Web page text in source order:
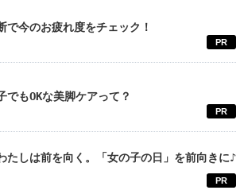
で今のお疲れ度をチェック！
PR
でもOKな美脚ケアって？
PR
たしは前を向く。「女の子の日」を前向きに♪
PR